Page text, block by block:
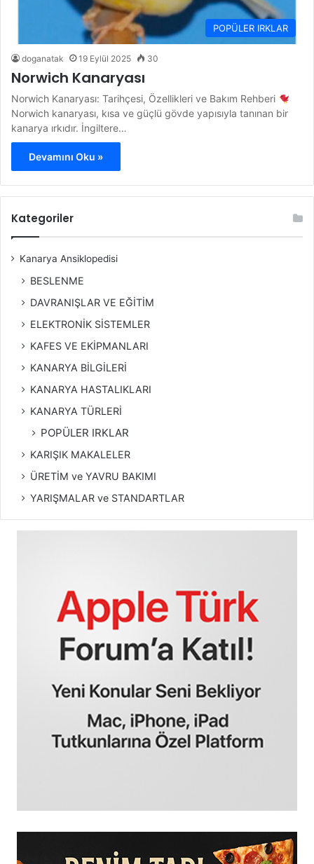
POPÜLER IRKLAR
doganatak 19 Eylül 2025 30
Norwich Kanaryası
Norwich Kanaryası: Tarihçesi, Özellikleri ve Bakım Rehberi
Norwich kanaryası, kısa ve güçlü gövde yapısıyla tanınan bir
kanarya ırkıdır. İngiltere…
Devamını Oku »
Kategoriler
Kanarya Ansiklopedisi
BESLENME
DAVRANIŞLAR VE EĞİTİM
ELEKTRONİK SİSTEMLER
KAFES VE EKİPMANLARI
KANARYA BİLGİLERİ
KANARYA HASTALIKLARI
KANARYA TÜRLERİ
POPÜLER IRKLAR
KARIŞIK MAKALELER
ÜRETİM ve YAVRU BAKIMI
YARIŞMALAR ve STANDARTLAR